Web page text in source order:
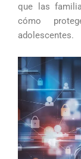
que las
cómo
adolescentes.